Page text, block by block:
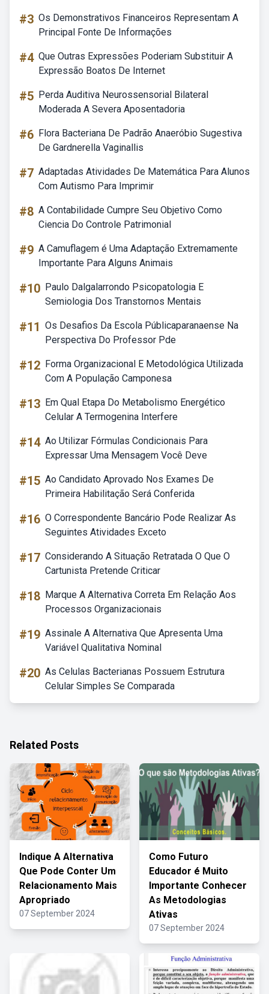
#3 Os Demonstrativos Financeiros Representam A
Principal Fonte De Informações
#4 Que Outras Expressões Poderiam Substituir A
Expressão Boatos De Internet
#5 Perda Auditiva Neurossensorial Bilateral
Moderada A Severa Aposentadoria
#6 Flora Bacteriana De Padrão Anaeróbio Sugestiva
De Gardnerella Vaginallis
#7 Adaptadas Atividades De Matemática Para Alunos
Com Autismo Para Imprimir
#8 A Contabilidade Cumpre Seu Objetivo Como
Ciencia Do Controle Patrimonial
#9 A Camuflagem é Uma Adaptação Extremamente
Importante Para Alguns Animais
#10 Paulo Dalgalarrondo Psicopatologia E
Semiologia Dos Transtornos Mentais
#11 Os Desafios Da Escola Públicaparanaense Na
Perspectiva Do Professor Pde
#12 Forma Organizacional E Metodológica Utilizada
Com A População Camponesa
#13 Em Qual Etapa Do Metabolismo Energético
Celular A Termogenina Interfere
#14 Ao Utilizar Fórmulas Condicionais Para
Expressar Uma Mensagem Você Deve
#15 Ao Candidato Aprovado Nos Exames De
Primeira Habilitação Será Conferida
#16 O Correspondente Bancário Pode Realizar As
Seguintes Atividades Exceto
#17 Considerando A Situação Retratada O Que O
Cartunista Pretende Criticar
#18 Marque A Alternativa Correta Em Relação Aos
Processos Organizacionais
#19 Assinale A Alternativa Que Apresenta Uma
Variável Qualitativa Nominal
#20 As Celulas Bacterianas Possuem Estrutura
Celular Simples Se Comparada
Related Posts
Indique A Alternativa
Que Pode Conter Um
Relacionamento Mais
Apropriado
07 September 2024
Como Futuro
Educador é Muito
Importante Conhecer
As Metodologias
Ativas
07 September 2024